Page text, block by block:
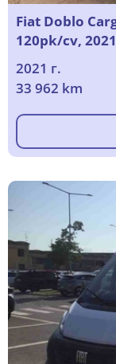
Fiat Doblo
120pk/cv, 2021
2021 г.
33 962 km